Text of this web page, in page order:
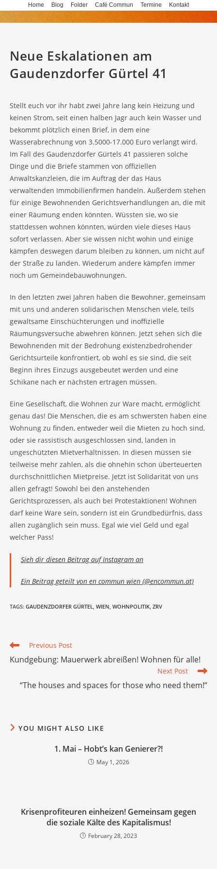
to
Home Blog Folder Café Commun Termine Kontakt
Neue Eskalationen am
Gaudenzdorfer Gürtel 41
Stellt euch vor ihr habt zwei Jahre lang kein Heizung und
keinen Strom, seit einen halben Jagr auch kein Wasser und
bekommt plötzlich einen Brief, in dem eine
Wasserabrechnung von 3.5000-17.000 Euro verlangt wird.
Im Fall des Gaudenzdorfer Gürtels 41 passieren solche
Dinge und die Briefe stammen von offiziellen
Anwaltskanzleien, die im Auftrag der das Haus
verwaltenden Immobilienfirmen handeln. Außerdem stehen
für einige Bewohnenden Gerichtsverhandlungen an, die mit
einer Räumung enden könnten. Wüssten sie, wo sie
stattdessen wohnen könnten, würden viele dieses Haus
sofort verlassen. Aber sie wissen nicht wohin und einige
kämpfen deswegen darum bleiben zu können, um nicht auf
der Straße zu landen. Wiederum andere kämpfen immer
noch um Gemeindebauwohnungen.
In den letzten zwei Jahren haben die Bewohner, gemeinsam
mit uns und anderen solidarischen Menschen viele, teils
gewaltsame Einschüchterungen und inoffizielle
Räumungsversuche abwehren können. Jetzt sehen sich die
Bewohnenden mit der Bedrohung existenzbedrohender
Gerichtsurteile konfrontiert, ob wohl es sie sind, die seit
Beginn ihres Einzugs ausgebeutet werden und eine
Schikane nach er nächsten ertragen müssen.
Eine Gesellschaft, die Wohnen zur Ware macht, ermöglicht
genau das! Die Menschen, die es am schwersten haben eine
Wohnung zu finden, entweder weil die Mieten zu hoch sind,
oder sie rassistisch ausgeschlossen sind, landen in
ungeschützten Mietverhältnissen. In diesen müssen sie
teilweise mehr zahlen, als die ohnehin schon überteuerten
durchschnittlichen Mietpreise. Jetzt ist Solidarität von uns
allen gefragt! Sowohl bei den anstehenden
Gerichtsprozessen, als auch bei Protestaktionen! Wohnen
darf keine Ware sein, sondern ist ein Grundbedürfnis, dass
allen zugänglich sein muss. Egal wie viel Geld und egal
welcher Pass!
Sieh dir diesen Beitrag auf Instagram an
Ein Beitrag geteilt von en commun wien (@encommun.at)
TAGS: GAUDENZDORFER GÜRTEL, WIEN, WOHNPOLITIK, ZRV
Read
articles
Previous Post
Kundgebung: Mauerwerk abreißen! Wohnen für alle!
Next Post
“The houses and spaces for those who need them!”
YOU MIGHT ALSO LIKE
1. Mai – Hobt’s kan Genierer?!
May 1, 2026
Krisenprofiteuren einheizen! Gemeinsam gegen
die soziale Kälte des Kapitalismus!
February 28, 2023